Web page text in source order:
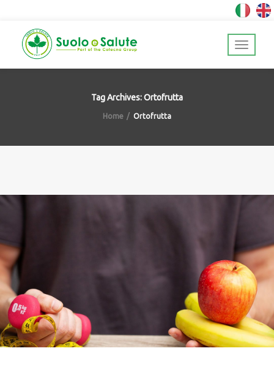
Tag Archives: Ortofrutta
Home Ortofrutta